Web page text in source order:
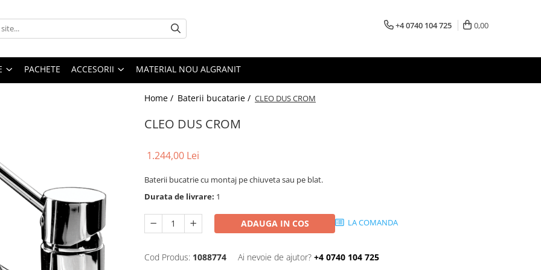
+4 0740 104 725 0,00
PACHETE ACCESORII MATERIAL NOU ALGRANIT
Home / Baterii bucatarie / CLEO DUS CROM
CLEO DUS CROM
1.244,00 Lei
Baterii bucatrie cu montaj pe chiuveta sau pe blat.
Durata de livrare: 1
ADAUGA IN COS LA COMANDA
Cod Produs: 1088774 Ai nevoie de ajutor? +4 0740 104 725